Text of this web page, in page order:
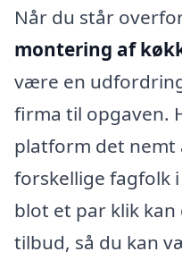
Når du står
montering af
være en
firma til opgaven.
platform det
forskellige fagfolk
blot et par klik
tilbud, så du kan